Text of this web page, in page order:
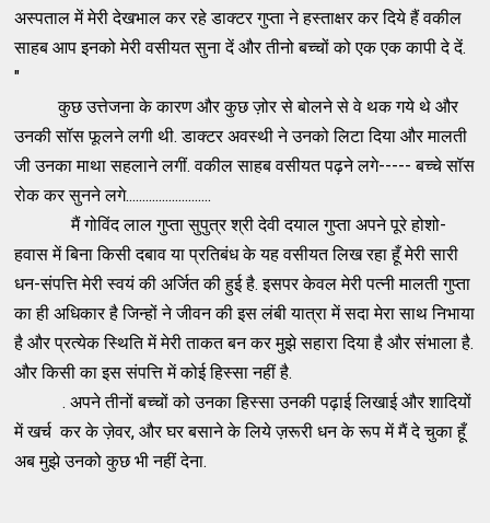
अस्पताल में मेरी देखभाल कर रहे डाक्टर गुप्ता ने हस्ताक्षर कर दिये हैं वकील
साहब आप इनको मेरी वसीयत सुना दें और तीनो बच्चों को एक एक कापी दे दें.
"
कुछ उत्तेजना के कारण और कुछ ज़ोर से बोलने से वे थक गये थे और
उनकी सॉस फूलने लगी थी. डाक्टर अवस्थी ने उनको लिटा दिया और मालती
जी उनका माथा सहलाने लगीं. वकील साहब वसीयत पढ़ने लगे----- बच्चे सॉस
रोक कर सुनने लगे..........................
मैं गोविंद लाल गुप्ता सुपुत्र श्री देवी दयाल गुप्ता अपने पूरे होशो-
हवास में बिना किसी दबाव या प्रतिबंध के यह वसीयत लिख रहा हूँ मेरी सारी
धन-संपत्ति मेरी स्वयं की अर्जित की हुई है. इसपर केवल मेरी पत्नी मालती गुप्ता
का ही अधिकार है जिन्हों ने जीवन की इस लंबी यात्रा में सदा मेरा साथ निभाया
है और प्रत्येक स्थिति में मेरी ताकत बन कर मुझे सहारा दिया है और संभाला है.
और किसी का इस संपत्ति में कोई हिस्सा नहीं है.
. अपने तीनों बच्चों को उनका हिस्सा उनकी पढ़ाई लिखाई और शादियों
में खर्च कर के ज़ेवर, और घर बसाने के लिये ज़रूरी धन के रूप में मैं दे चुका हूँ
अब मुझे उनको कुछ भी नहीं देना.